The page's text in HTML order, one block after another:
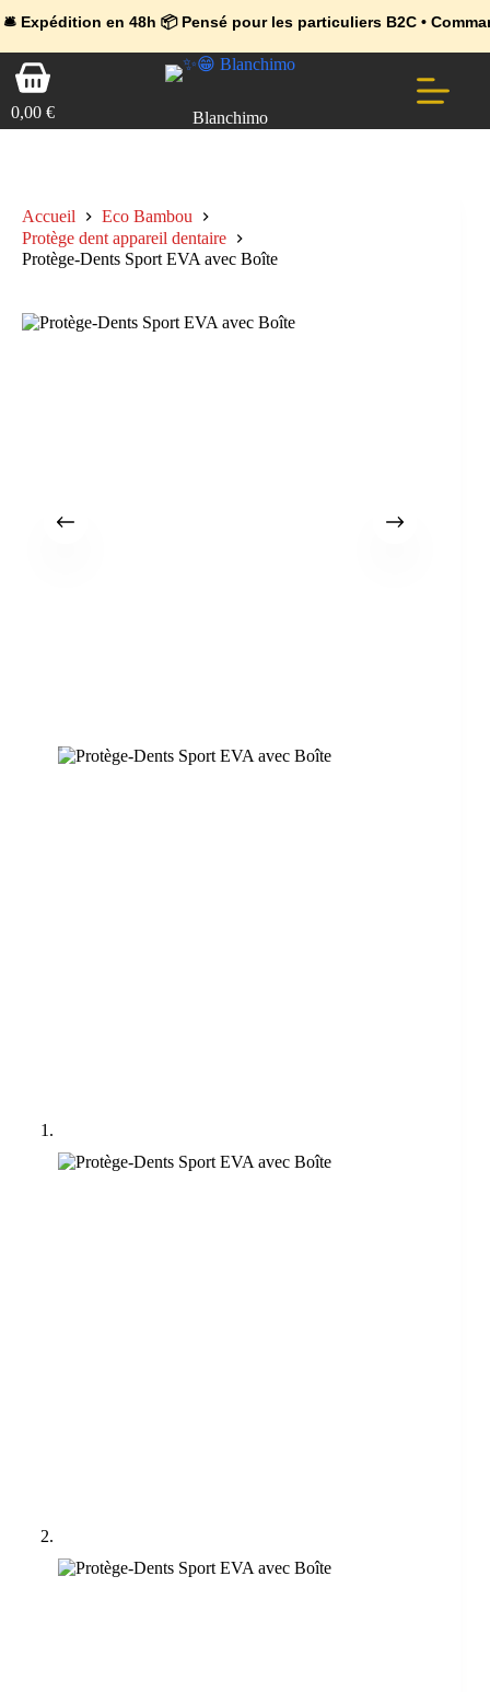
en 48h 📦 Pensé pour les particuliers B2C • Commande
🔥 Déjà adopté par les pros 👉 Passez en Espace Pro B2B 📦
💼 Offres réservées aux professionnels 🚀 Rejoignez l’Espace Pro
PasserPanier
d’achat
0,00 € Blanchimo
Accueil
Eco Bambou
Protège dent appareil dentaire
Protège-Dents Sport EVA avec Boîte